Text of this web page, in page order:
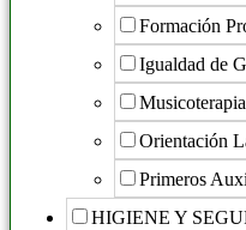
Formación
Igualdad de
Musicoterapia
Orientación
Primeros
HIGIENE Y